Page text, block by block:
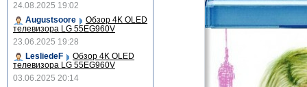
24.08.2025 19:02
Augustsoore
Обзор 4K OLED
телевизора LG 55EG960V
23.06.2025 19:28
LesliedeF
Обзор 4K OLED
телевизора LG 55EG960V
03.06.2025 20:14